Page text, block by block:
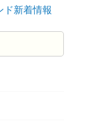
ド新着情報